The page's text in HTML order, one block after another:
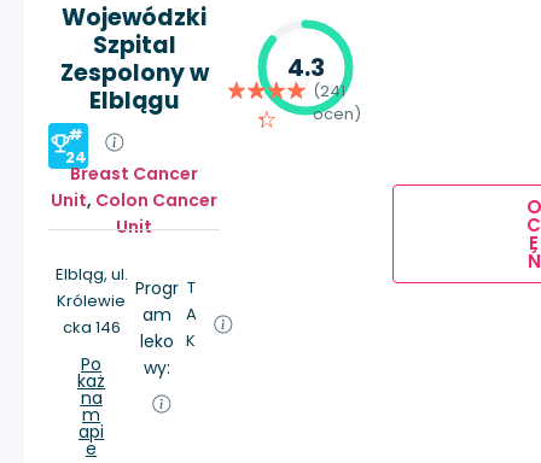
Wojewódzki
Szpital
Zespolony w
Elblągu
#
24
Breast Cancer
Unit, Colon Cancer
Unit
Elbląg, ul.
Królewie
cka 146
Po
każ
na
m
api
e
Progr
am
leko
wy:
T
A
K
4.3
(241
ocen)
O
C
E
Ń